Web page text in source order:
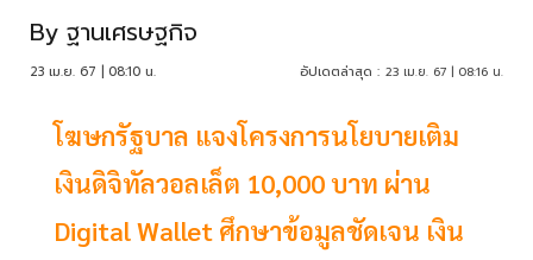
By ฐานเศรษฐกิจ
23 เม.ย. 67 | 08:10 น. อัปเดตล่าสุด : 23 เม.ย. 67 | 08:16 น.
โฆษกรัฐบาล แจงโครงการนโยบายเติม
เงินดิจิทัลวอลเล็ต 10,000 บาท ผ่าน
Digital Wallet ศึกษาข้อมูลชัดเจน เงิน